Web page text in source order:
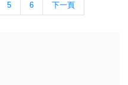
5 6 下一頁